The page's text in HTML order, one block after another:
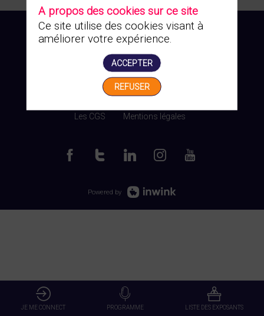
Gérer mes cookies
Les CGS Mentions légales
Powered by
JE ME CONNECT PROGRAMME LISTE DES EXPOSANTS
A propos des cookies sur ce site
Ce site utilise des cookies visant à
améliorer votre expérience.
ACCEPTER
REFUSER